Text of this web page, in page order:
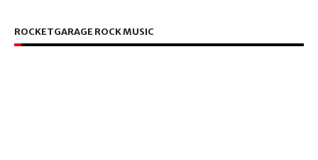
ROCKETGARAGE ROCK MUSIC